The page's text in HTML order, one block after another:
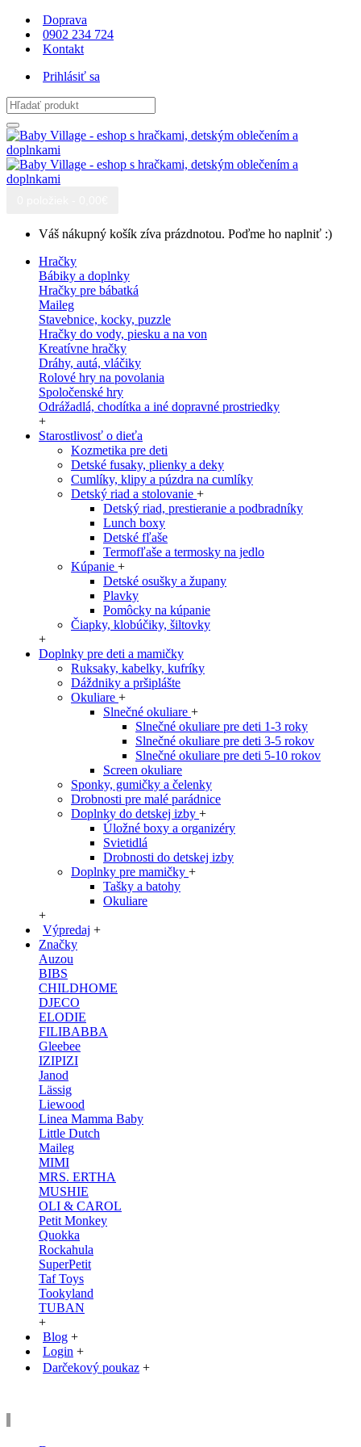
Doprava
0902 234 724
Kontakt
Prihlásiť sa
Váš nákupný košík zíva prázdnotou. Poďme ho naplniť :)
Hračky
Bábiky a doplnky
Hračky pre bábatká
Maileg
Stavebnice, kocky, puzzle
Hračky do vody, piesku a na von
Kreatívne hračky
Dráhy, autá, vláčiky
Rolové hry na povolania
Spoločenské hry
Odrážadlá, chodítka a iné dopravné prostriedky
+
Starostlivosť o dieťa
Kozmetika pre deti
Detské fusaky, plienky a deky
Cumlíky, klipy a púzdra na cumlíky
Detský riad a stolovanie +
Detský riad, prestieranie a podbradníky
Lunch boxy
Detské fľaše
Termofľaše a termosky na jedlo
Kúpanie +
Detské osušky a župany
Plavky
Pomôcky na kúpanie
Čiapky, klobúčiky, šiltovky
+
Doplnky pre deti a mamičky
Ruksaky, kabelky, kufríky
Dáždniky a pršiplášte
Okuliare +
Slnečné okuliare +
Slnečné okuliare pre deti 1-3 roky
Slnečné okuliare pre deti 3-5 rokov
Slnečné okuliare pre deti 5-10 rokov
Screen okuliare
Sponky, gumičky a čelenky
Drobnosti pre malé parádnice
Doplnky do detskej izby +
Úložné boxy a organizéry
Svietidlá
Drobnosti do detskej izby
Doplnky pre mamičky +
Tašky a batohy
Okuliare
+
Výpredaj +
Značky
Auzou
BIBS
CHILDHOME
DJECO
ELODIE
FILIBABBA
Gleebee
IZIPIZI
Janod
Lässig
Liewood
Linea Mamma Baby
Little Dutch
Maileg
MIMI
MRS. ERTHA
MUSHIE
OLI & CAROL
Petit Monkey
Quokka
Rockahula
SuperPetit
Taf Toys
Tookyland
TUBAN
+
Blog +
Login +
Darčekový poukaz +